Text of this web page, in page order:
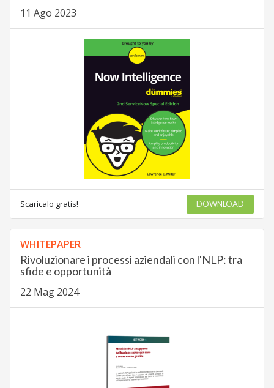
11 Ago 2023
Scaricalo gratis! DOWNLOAD
WHITEPAPER
Rivoluzionare i processi aziendali con l'NLP: tra
sfide e opportunità
22 Mag 2024